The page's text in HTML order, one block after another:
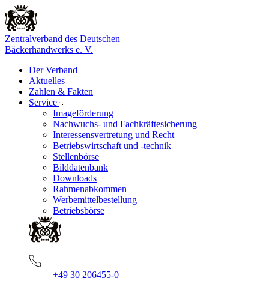
Zentralverband des Deutschen
Bäckerhandwerks e. V.
Der Verband
Aktuelles
Zahlen & Fakten
Service
Imageförderung
Nachwuchs- und Fachkräftesicherung
Interessensvertretung und Recht
Betriebswirtschaft und -technik
Stellenbörse
Bilddatenbank
Downloads
Rahmenabkommen
Werbemittelbestellung
Betriebsbörse
+49 30 206455-0